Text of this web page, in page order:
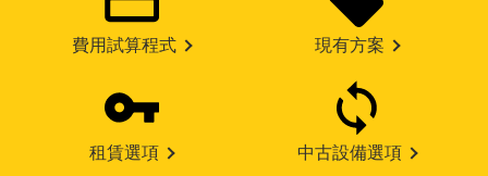
費用試算程式 現有方案
租賃選項 中古設備選項